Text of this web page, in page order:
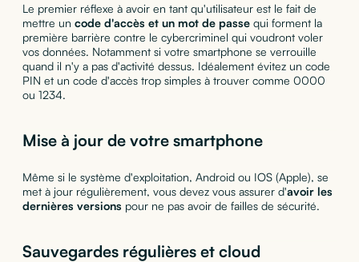
Le premier réflexe à avoir en tant qu'utilisateur est le fait de
mettre un code d'accès et un mot de passequi forment la
première barrière contre le cybercriminel qui voudront voler
vos données. Notamment si votre smartphone se verrouille
quand il n'y a pas d'activité dessus. Idéalement évitez un code
PIN et un code d'accès trop simples à trouver comme 0000
ou 1234.
Mise à jour de votre smartphone
Même si le système d'exploitation, Android ou IOS (Apple), se
met à jour régulièrement, vous devez vous assurer d'avoir les
dernières versions pour ne pas avoir de failles de sécurité.
Sauvegardes régulières et cloud